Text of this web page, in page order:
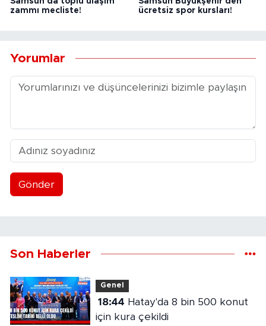
zammı mecliste!
ücretsiz spor kursları!
Yorumlar
Gönder
Son Haberler
Genel
18:44
için kura çekildi